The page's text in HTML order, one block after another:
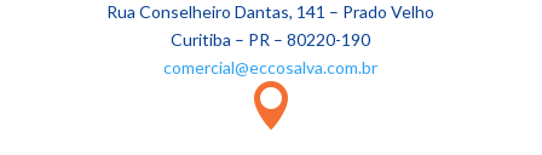
Rua Conselheiro Dantas, 141 – Prado Velho
Curitiba – PR – 80220-190
comercial@eccosalva.com.br
